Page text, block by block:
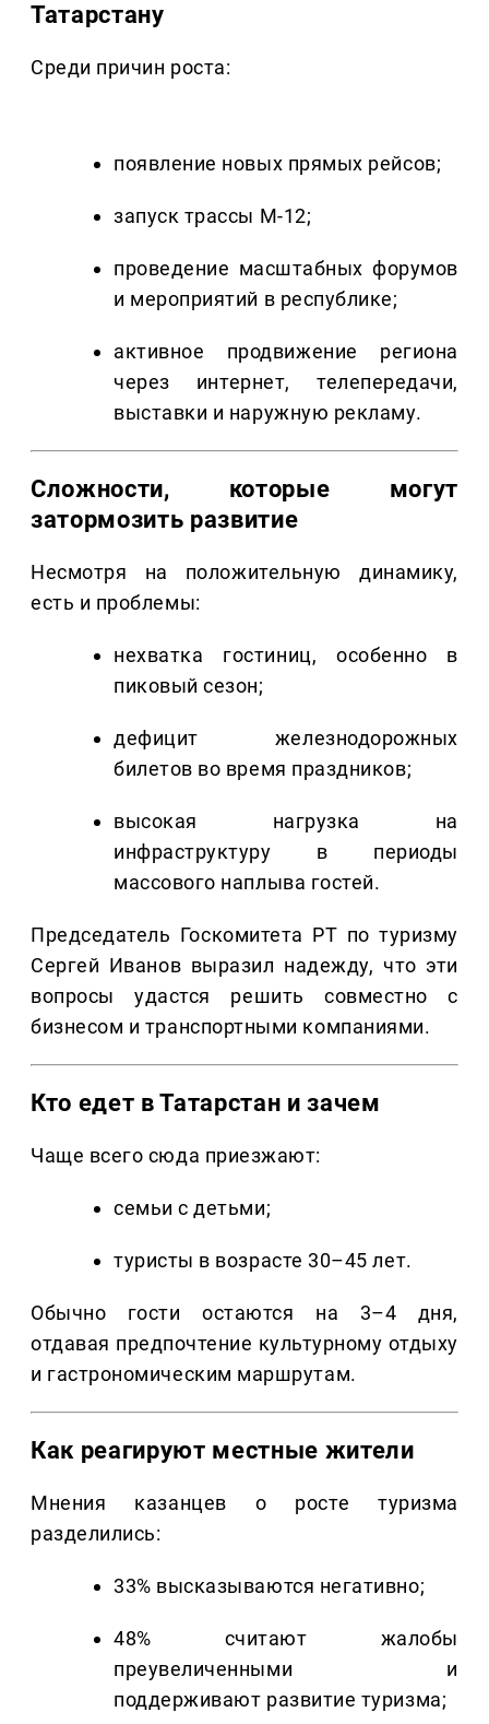
Татарстану
Среди причин роста:
появление новых прямых рейсов;
запуск трассы М-12;
проведение масштабных форумов
и мероприятий в республике;
активное продвижение региона
через интернет, телепередачи,
выставки и наружную рекламу.
Сложности, которые могут
затормозить развитие
Несмотря на положительную динамику,
есть и проблемы:
нехватка гостиниц, особенно в
пиковый сезон;
дефицит железнодорожных
билетов во время праздников;
высокая нагрузка на
инфраструктуру в периоды
массового наплыва гостей.
Председатель Госкомитета РТ по туризму
Сергей Иванов выразил надежду, что эти
вопросы удастся решить совместно с
бизнесом и транспортными компаниями.
Кто едет в Татарстан и зачем
Чаще всего сюда приезжают:
семьи с детьми;
туристы в возрасте 30–45 лет.
Обычно гости остаются на 3–4 дня,
отдавая предпочтение культурному отдыху
и гастрономическим маршрутам.
Как реагируют местные жители
Мнения казанцев о росте туризма
разделились:
33% высказываются негативно;
48% считают жалобы
преувеличенными и
поддерживают развитие туризма;